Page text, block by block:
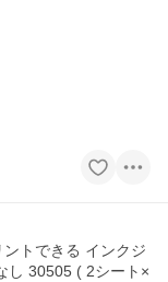
トできる インクジ
し 30505 ( 2シート×